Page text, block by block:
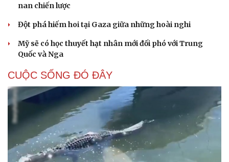
Cải chính
nan chiến lược
Đột phá hiếm hoi tại Gaza giữa những hoài nghi
Mỹ sẽ có học thuyết hạt nhân mới đối phó với Trung
Quốc và Nga
CUỘC SỐNG ĐÓ ĐÂY